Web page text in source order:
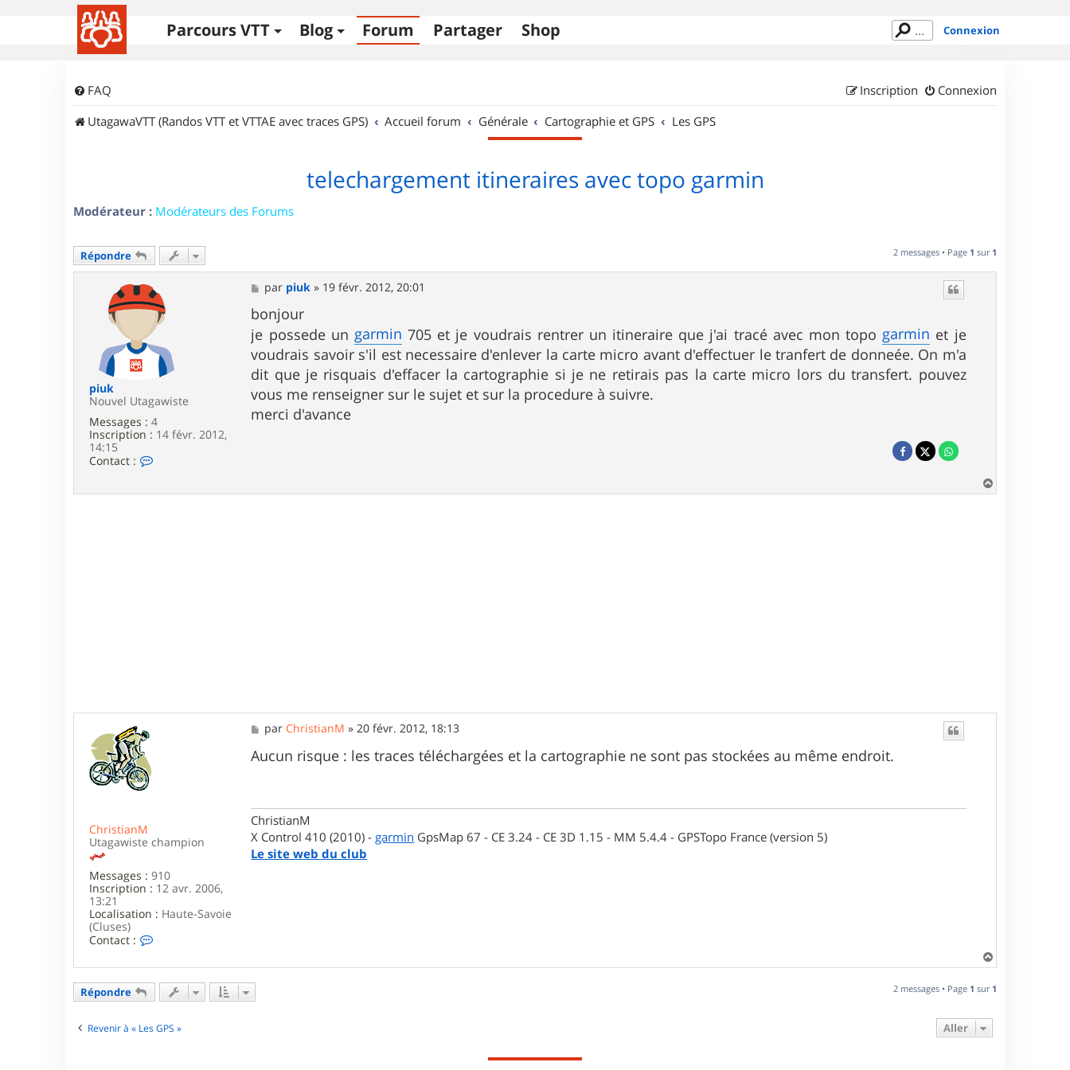
Parcours VTT Blog Forum Partager Shop Connexion
FAQ Connexion
Inscription
UtagawaVTT (Randos VTT et VTTAE avec traces GPS)
Accueil forum Générale Cartographie et GPS Les GPS
telechargement itineraires avec topo garmin
Modérateur : Modérateurs des Forums
Répondre 2 messages • Page 1 sur 1
piuk
Nouvel Utagawiste
Messages : 4
Inscription : 14 févr. 2012,
14:15
Contact :
t
M
e
s
s
a
g
e
par piuk » 19 févr. 2012, 20:01
bonjour
je possede un garmin 705 et je voudrais rentrer un itineraire que j'ai tracé avec mon topogarmin et je
voudrais savoir s'il est necessaire d'enlever la carte micro avant d'effectuer le tranfert de donneée. On m'a
dit que je risquais d'effacer la cartographie si je ne retirais pas la carte micro lors du transfert. pouvez
vous me renseigner sur le sujet et sur la procedure à suivre.
merci d'avance
a
ChristianM
Utagawiste champion
Messages : 910
Inscription : 12 avr. 2006,
13:21
Localisation : Haute-Savoie
(Cluses)
Contact :
n
c
e
M
e
s
s
par ChristianM »20 févr. 2012, 18:13
Aucun risque : les traces téléchargées et la cartographie ne sont pas stockées au même endroit.
ChristianM
X Control 410 (2010) - garmin GpsMap 67 - CE 3.24 - CE 3D 1.15 - MM 5.4.4 - GPSTopo France (version 5)
Le site web du club
a
t
Répondre 2 messages • Page 1 sur 1
Revenir à « Les GPS » Aller